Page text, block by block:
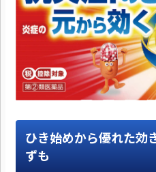
ひき始めから優れた効
ずも